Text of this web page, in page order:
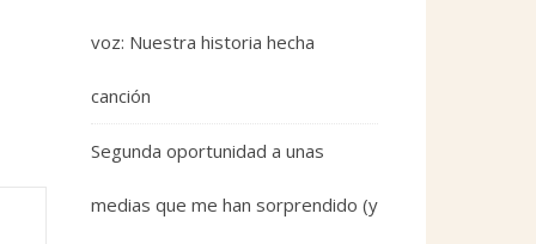
voz: Nuestra historia hecha
canción
Segunda oportunidad a unas
medias que me han sorprendido (y